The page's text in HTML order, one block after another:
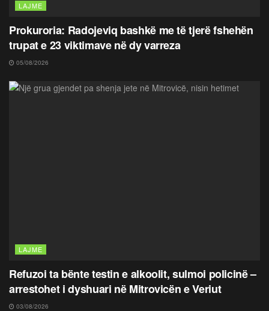
LAJME
Prokuroria: Radojeviq bashkë me të tjerë fshehën
trupat e 23 viktimave në dy varreza
05/08/2026
LAJME
Refuzoi ta bënte testin e alkoolit, sulmoi policinë –
arrestohet i dyshuari në Mitrovicën e Veriut
03/08/2026